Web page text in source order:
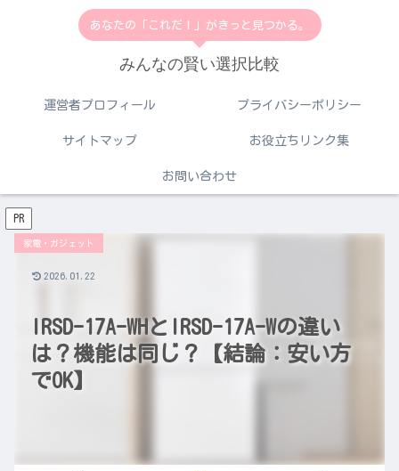
あなたの「これだ！」がきっと見つかる。
みんなの賢い選択比較
運営者プロフィール プライバシーポリシー
サイトマップ お役立ちリンク集
お問い合わせ
PR
IRSD-17A-WHとIRSD-17A-Wの違い
は？機能は同じ？【結論：安い方
でOK】
家電・ガジェット
2026.01.22